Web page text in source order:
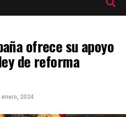
ofrece su apoyo
de reforma
enero, 2024